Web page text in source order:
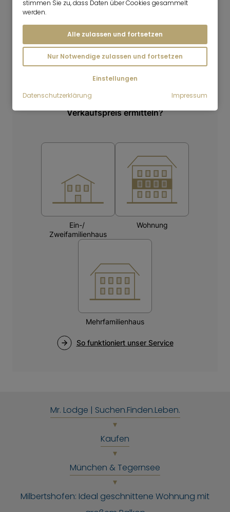
Mr. Lodge | Suchen.Finden.Leben.
Kaufen
München & Tegernsee
Milbertshofen: Ideal geschnittene Wohnung mit
stimmen Sie zu, dass Daten über Cookies gesammelt
werden.
Alle zulassen und fortsetzen
Nur Notwendige zulassen und fortsetzen
Einstellungen
Datenschutzerklärung
Impressum